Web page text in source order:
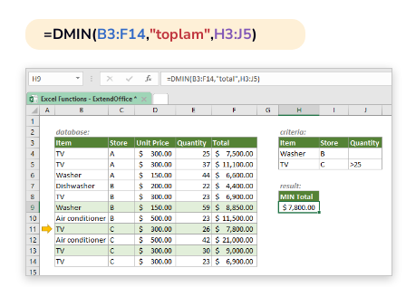
=DMIN(B3:F14,"toplam",H3:J5)